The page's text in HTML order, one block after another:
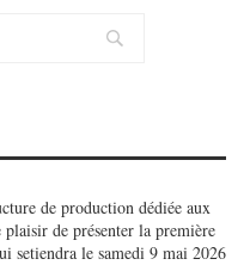
de production dédiée aux
de présenter la première
setiendra le samedi 9 mai 2026